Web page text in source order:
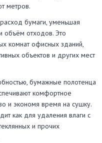
метров.
бумаги, уменьшая
объём отходов. Это
комнат офисных зданий,
объектов и других мест
бумажные полотенца
комфортное
и экономя время на сушку.
как для удаления влаги с
и прочих